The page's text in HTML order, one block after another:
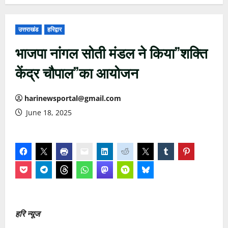
उत्तराखंड हरिद्वार
भाजपा नांगल सोती मंडल ने किया”शक्ति
केंद्र चौपाल”का आयोजन
harinewsportal@gmail.com
June 18, 2025
हरि न्यूज